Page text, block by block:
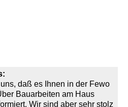
daß es Ihnen in der Fewo
Bauarbeiten am Haus
Wir sind aber sehr stolz